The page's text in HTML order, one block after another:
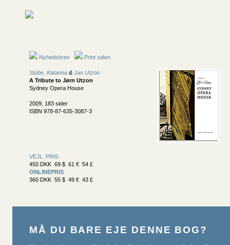
Nyhedsbrev Print siden
Stübe, Katarina & Jan Utzon
A Tribute to Jørn Utzon
Sydney Opera House
2009, 183 sider
ISBN 978-87-635-3087-3
VEJL. PRIS
450 DKK 69 $ 61 € 54 £
ONLINEPRIS
360 DKK 55 $ 49 € 43 £
MÅ DU BARE EJE DENNE BOG?